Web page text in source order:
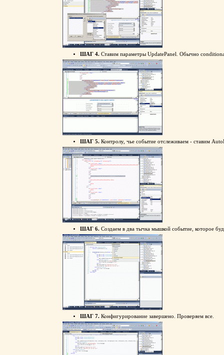
ШАГ 4. Ставим параметры UpdatePanel. Обычно
ШАГ 5. Контролу, чье событие отслеживаем - ставим
ШАГ 6. Создаем в два тычка мышкой событие, которое
ШАГ 7. Конфигурирование завершено. Проверяем все.